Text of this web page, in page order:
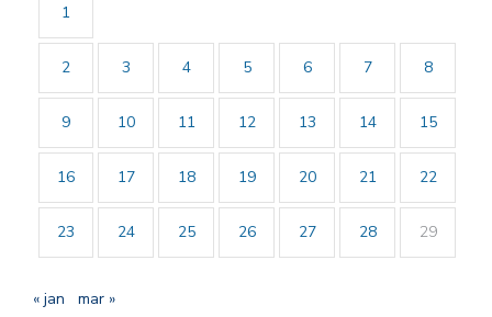
1
2 3 4 5 6 7 8
9 10 11 12 13 14 15
16 17 18 19 20 21 22
23 24 25 26 27 28 29
« jan mar »